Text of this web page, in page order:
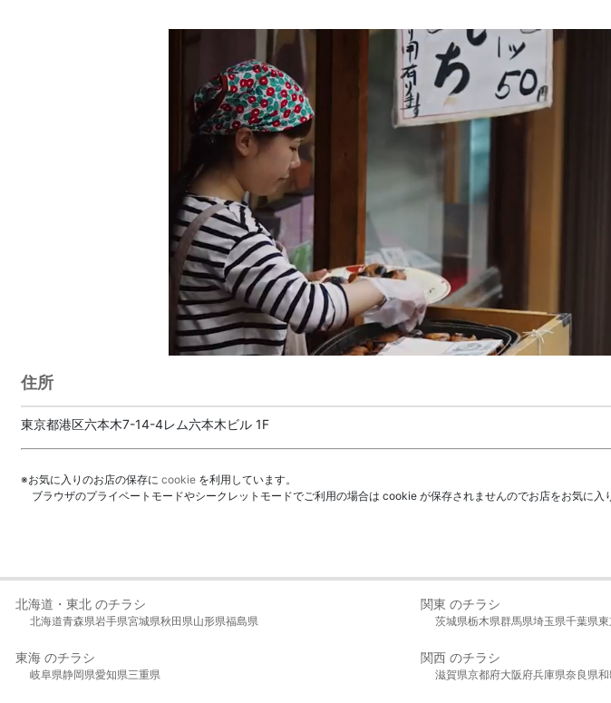
住所
東京都港区六本木7-14-4レム六本木ビル 1F
※お気に入りのお店の保存に cookie を利用しています。
ブラウザのプライベートモードやシークレットモードでご利用の場合は cookie が保存されませんのでお店をお気に入
北海道・東北 のチラシ
北海道青森県岩手県宮城県秋田県山形県福島県
関東 のチラシ
茨城県栃木県群馬県埼玉県千葉県東
東海 のチラシ
岐阜県静岡県愛知県三重県
関西 のチラシ
滋賀県京都府大阪府兵庫県奈良県和